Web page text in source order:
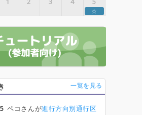
☆
一覧を見る
ペコさんが進行方向別通行区